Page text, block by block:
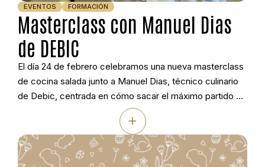
Masterclass con Manuel Dias
de DEBIC
EVENTOS FORMACIÓN
El día 24 de febrero celebramos una nueva masterclass
de cocina salada junto a Manuel Dias, técnico culinario
de Debic, centrada en cómo sacar el máximo partido a
la Nata Culinaria Debic en cocina profesional. Durante la
sesión se trabajaron diferentes técnicas y platos
pensados para la restauración actual, desde salsas y
cremas hasta elaboraciones […]
+